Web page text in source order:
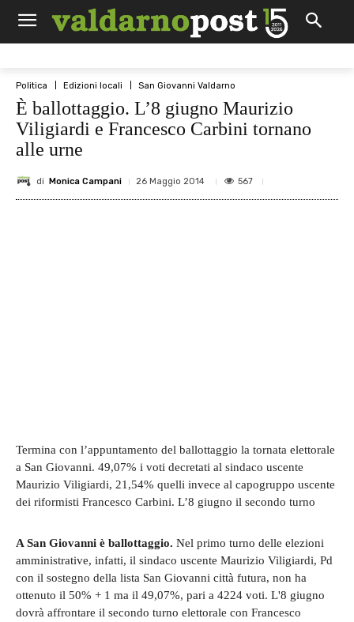
Politica Edizioni locali San Giovanni Valdarno
È ballottaggio. L’8 giugno Maurizio
Viligiardi e Francesco Carbini tornano
alle urne
di Monica Campani 26 Maggio 2014 567
Termina con l’appuntamento del ballottaggio la tornata elettorale
a San Giovanni. 49,07% i voti decretati al sindaco uscente
Maurizio Viligiardi, 21,54% quelli invece al capogruppo uscente
dei riformisti Francesco Carbini. L’8 giugno il secondo turno
A San Giovanni è ballottaggio. Nel primo turno delle elezioni
amministrative, infatti, il sindaco uscente Maurizio Viligiardi, Pd
con il sostegno della lista San Giovanni città futura, non ha
ottenuto il 50% + 1 ma il 49,07%, pari a 4224 voti. L'8 giugno
dovrà affrontare il secondo turno elettorale con Francesco